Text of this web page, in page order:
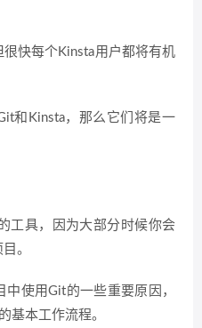
快每个Kinsta用户都将有机
和Kinsta，那么它们将是一
工具，因为大部分时候你会
。
使用Git的一些重要原因，
基本工作流程。